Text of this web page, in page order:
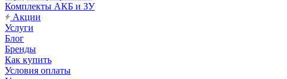
Комплекты АКБ и ЗУ
Акции
Услуги
Блог
Бренды
Как купить
Условия оплаты